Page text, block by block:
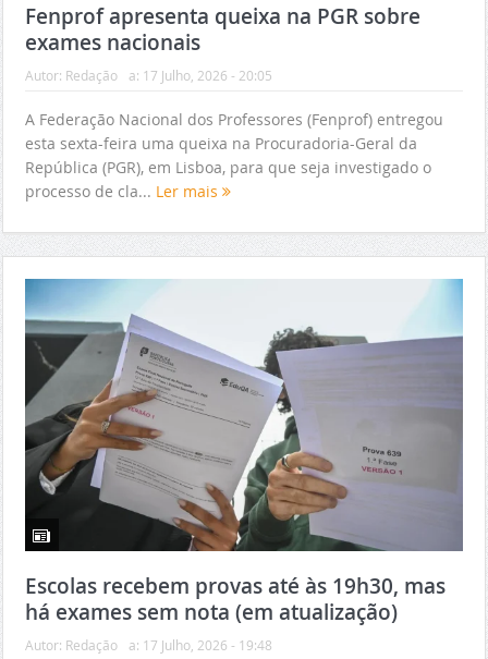
Fenprof apresenta queixa na PGR sobre
exames nacionais
Autor: Redação a: 17 Julho, 2026 - 20:05
A Federação Nacional dos Professores (Fenprof) entregou
esta sexta-feira uma queixa na Procuradoria-Geral da
República (PGR), em Lisboa, para que seja investigado o
processo de cla... Ler mais
Escolas recebem provas até às 19h30, mas
há exames sem nota (em atualização)
Autor: Redação a: 17 Julho, 2026 - 19:48